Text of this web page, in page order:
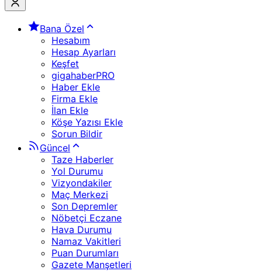
Bana Özel
Hesabım
Hesap Ayarları
Keşfet
gigahaberPRO
Haber Ekle
Firma Ekle
İlan Ekle
Köşe Yazısı Ekle
Sorun Bildir
Güncel
Taze Haberler
Yol Durumu
Vizyondakiler
Maç Merkezi
Son Depremler
Nöbetçi Eczane
Hava Durumu
Namaz Vakitleri
Puan Durumları
Gazete Manşetleri